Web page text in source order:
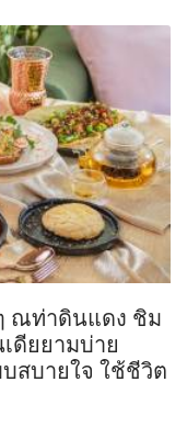
ๆ ณท่าดินแดง ชิม
ดียยามบ่าย
สบายใจ ใช้ชีวิต